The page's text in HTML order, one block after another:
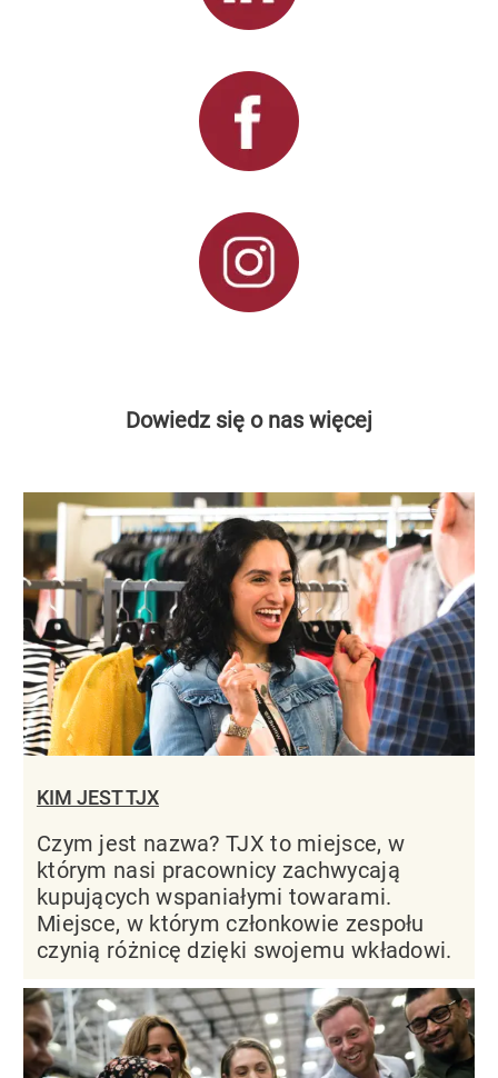
Dowiedz się o nas więcej
KIM JEST TJX
Czym jest nazwa? TJX to miejsce, w
którym nasi pracownicy zachwycają
kupujących wspaniałymi towarami.
Miejsce, w którym członkowie zespołu
czynią różnicę dzięki swojemu wkładowi.